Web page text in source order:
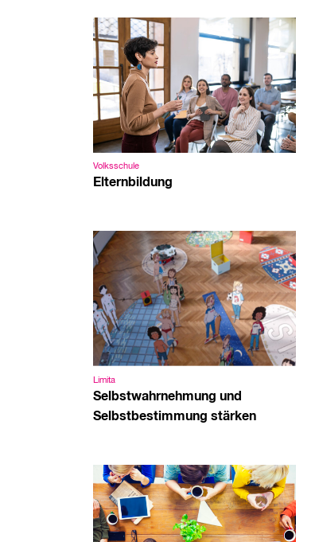
Volksschule
Elternbildung
Limita
Selbstwahrnehmung und
Selbstbestimmung stärken